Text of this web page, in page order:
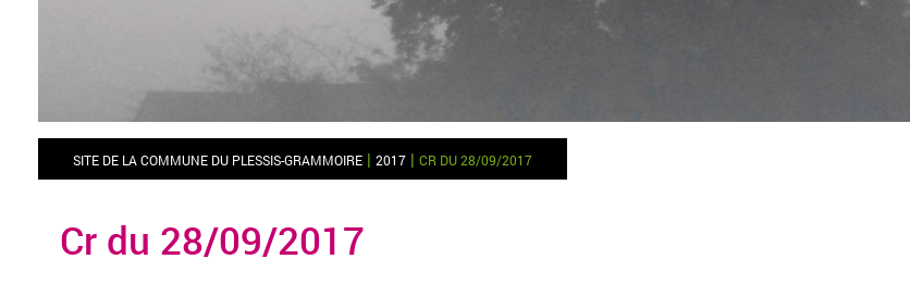
SITE DE LA COMMUNE DU PLESSIS-GRAMMOIRE | 2017 | CR DU 28/09/2017
Cr du 28/09/2017